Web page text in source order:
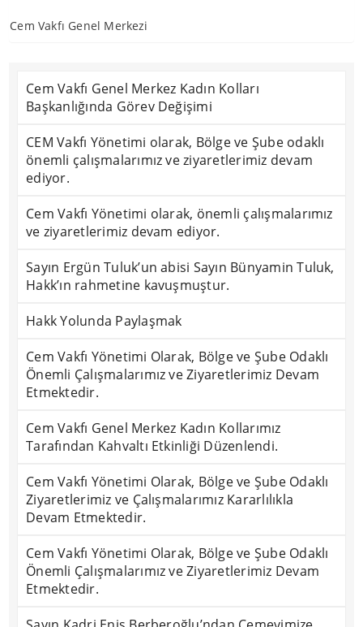
Cem Vakfı Genel Merkezi
Cem Vakfı Genel Merkez Kadın Kolları
Başkanlığında Görev Değişimi
CEM Vakfı Yönetimi olarak, Bölge ve Şube odaklı
önemli çalışmalarımız ve ziyaretlerimiz devam
ediyor.
Cem Vakfı Yönetimi olarak, önemli çalışmalarımız
ve ziyaretlerimiz devam ediyor.
Sayın Ergün Tuluk’un abisi Sayın Bünyamin Tuluk,
Hakk’ın rahmetine kavuşmuştur.
Hakk Yolunda Paylaşmak
Cem Vakfı Yönetimi Olarak, Bölge ve Şube Odaklı
Önemli Çalışmalarımız ve Ziyaretlerimiz Devam
Etmektedir.
Cem Vakfı Genel Merkez Kadın Kollarımız
Tarafından Kahvaltı Etkinliği Düzenlendi.
Cem Vakfı Yönetimi Olarak, Bölge ve Şube Odaklı
Ziyaretlerimiz ve Çalışmalarımız Kararlılıkla
Devam Etmektedir.
Cem Vakfı Yönetimi Olarak, Bölge ve Şube Odaklı
Önemli Çalışmalarımız ve Ziyaretlerimiz Devam
Etmektedir.